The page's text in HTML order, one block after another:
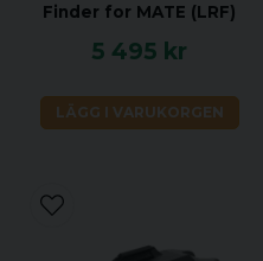
Finder for MATE (LRF)
5 495 kr
LÄGG I VARUKORGEN